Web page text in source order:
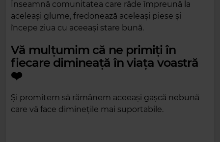
Înseamnă comunitatea care râde împreună la
aceleași glume, fredonează aceleași piese și
începe ziua cu aceeași stare bună.
Vă mulțumim că ne primiți în
fiecare dimineață în viața voastră
❤️
Și promitem să rămânem aceeași gașcă nebună
care vă face diminețile mai suportabile.